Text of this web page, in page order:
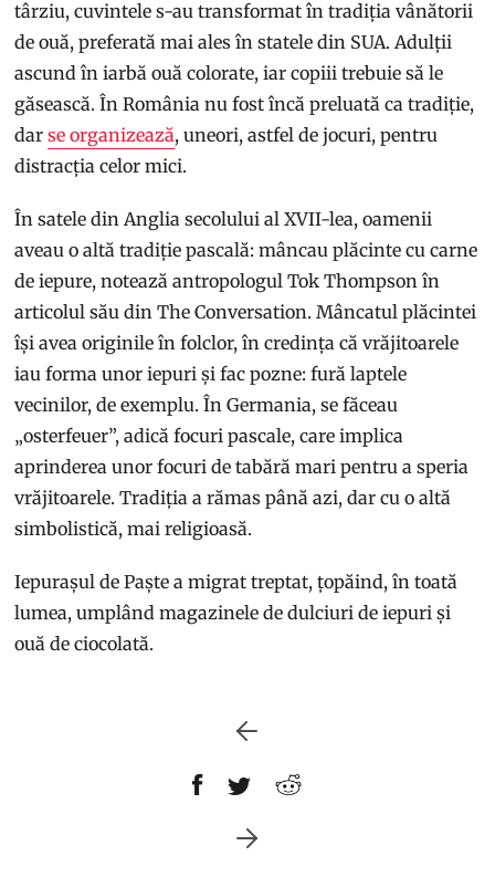
târziu, cuvintele s-au transformat în tradiția vânătorii
de ouă, preferată mai ales în statele din SUA. Adulții
ascund în iarbă ouă colorate, iar copiii trebuie să le
găsească. În România nu fost încă preluată ca tradiție,
darse organizează, uneori, astfel de jocuri, pentru
distracția celor mici.
În satele din Anglia secolului al XVII-lea, oamenii
aveau o altă tradiție pascală: mâncau plăcinte cu carne
de iepure, notează antropologul Tok Thompson în
articolul său din The Conversation. Mâncatul plăcintei
își avea originile în folclor, în credința că vrăjitoarele
iau forma unor iepuri și fac pozne: fură laptele
vecinilor, de exemplu. În Germania, se făceau
„osterfeuer”, adică focuri pascale, care implica
aprinderea unor focuri de tabără mari pentru a speria
vrăjitoarele. Tradiția a rămas până azi, dar cu o altă
simbolistică, mai religioasă.
Iepurașul de Paște a migrat treptat, țopăind, în toată
lumea, umplând magazinele de dulciuri de iepuri și
ouă de ciocolată.